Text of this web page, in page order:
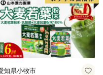
知県小牧市